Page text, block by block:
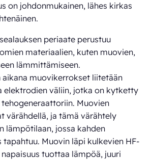
on johdonmukainen, lähes kirkas
periaate perustuu
materiaalien, kuten muovien,
lämmittämiseen.
aikana muovikerrokset liitetään
elektrodien väliin, jotka on kytketty
Muovien
värähdellä, ja tämä värähtely
lämpötilaan, jossa kahden
tapahtuu. Muovin läpi kulkevien HF-
tuottaa lämpöä, juuri